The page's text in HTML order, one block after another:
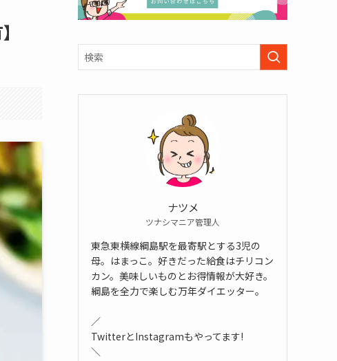
ナツメ
ツナシマニア管理人
東急東横線綱島駅を最寄駅とする3児の
母。はまっこ。好きだった給食はチリコン
カン。美味しいものとお得情報が大好き。
綱島を全力で楽しむ万年ダイエッター。
／
TwitterとInstagramもやってます!
＼